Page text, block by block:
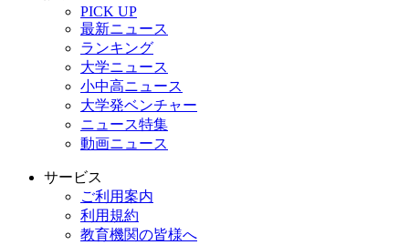
PICK UP
最新ニュース
ランキング
大学ニュース
小中高ニュース
大学発ベンチャー
ニュース特集
動画ニュース
サービス
ご利用案内
利用規約
教育機関の皆様へ